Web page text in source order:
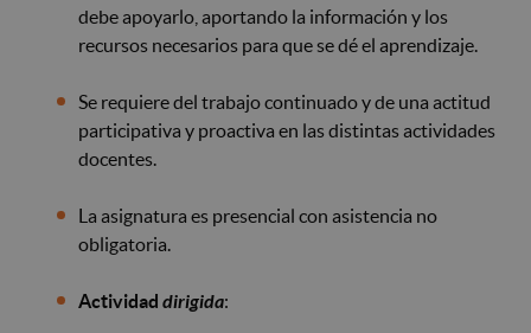
debe apoyarlo, aportando la información y los
recursos necesarios para que se dé el aprendizaje.
Se requiere del trabajo continuado y de una actitud
participativa y proactiva en las distintas actividades
docentes.
La asignatura es presencial con asistencia no
obligatoria.
Actividad dirigida: